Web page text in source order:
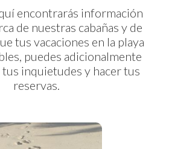
encontrarás información
de nuestras cabañas y de
tus vacaciones en la playa
puedes adicionalmente
inquietudes y hacer tus
reservas.